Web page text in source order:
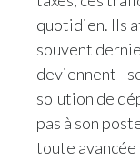
quotidien. Ils
souvent
deviennent -
solution de
pas à son
toute avancée